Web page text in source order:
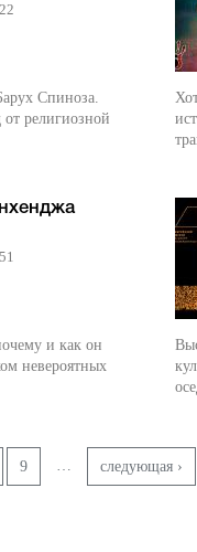
Спиноза.
религиозной
и как он
невероятных
9 следующая ›